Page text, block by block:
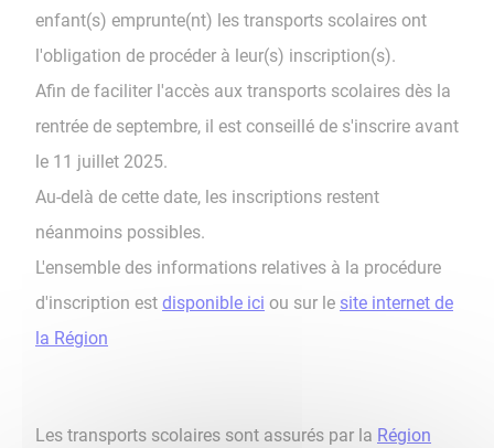
enfant(s) emprunte(nt) les transports scolaires ont
l'obligation de procéder à leur(s) inscription(s).
Afin de faciliter l'accès aux transports scolaires dès la
rentrée de septembre, il est conseillé de s'inscrire avant
le 11 juillet 2025.
Au-delà de cette date, les inscriptions restent
néanmoins possibles.
L'ensemble des informations relatives à la procédure
d'inscription est disponible ici ou sur le site internet de
la Région
Les transports scolaires sont assurés par la Région